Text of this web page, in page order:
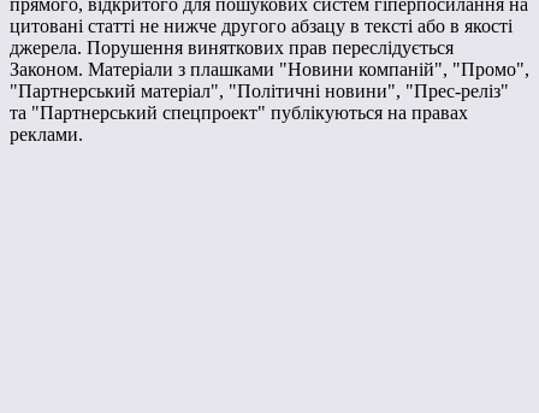
цитовані статті не нижче другого абзацу в тексті або в якості
джерела. Порушення виняткових прав переслідується
Законом. Матеріали з плашками "Новини компаній", "Промо",
"Партнерський матеріал", "Політичні новини", "Прес-реліз"
та "Партнерський спецпроект" публікуються на правах
реклами.